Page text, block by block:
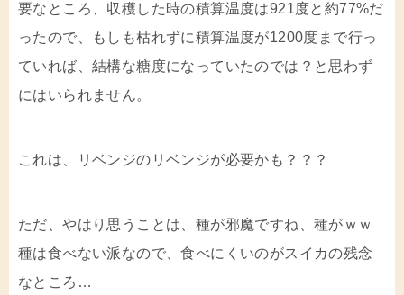
要なところ、収穫した時の積算温度は921度と約77%だ
ったので、もしも枯れずに積算温度が1200度まで行っ
ていれば、結構な糖度になっていたのでは？と思わず
にはいられません。
これは、リベンジのリベンジが必要かも？？？
ただ、やはり思うことは、種が邪魔ですね、種がｗｗ
種は食べない派なので、食べにくいのがスイカの残念
なところ…